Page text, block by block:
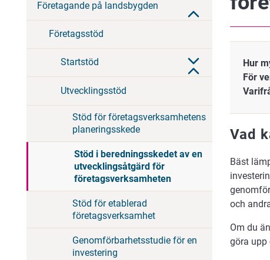
Företagande på landsbygden
Företagsstöd
Startstöd
Utvecklingsstöd
Stöd för företagsverksamhetens
planeringsskede
Stöd i beredningsskedet av en
utvecklingsåtgärd för
företagsverksamheten
Stöd för etablerad
företagsverksamhet
Genomförbarhetsstudie för en
investering
Hur
För
Vad
Bäst
och
Om du
göra upp